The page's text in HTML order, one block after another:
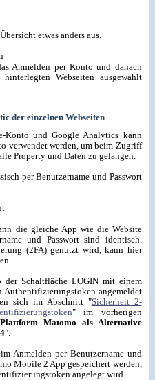
etwas anders aus.
Anmelden per Konto und danach
Webseiten ausgewählt
der einzelnen Webseiten
Konto und Google Analytics kann
verwendet werden, um beim Zugriff
Property und Daten zu gelangen.
per Benutzername und Passwort
die gleiche App wie die Website
und Passwort sind identisch.
(2FA) genutzt wird, kann hier
Schaltfläche LOGIN mit einem
Authentifizierungstoken angemeldet
sich im Abschnitt "Sicherheit 2-
" im vorherigen
Plattform Matomo als Alternative
".
Anmelden per Benutzername und
Mobile 2 App gespeichert werden,
angelegt wird.